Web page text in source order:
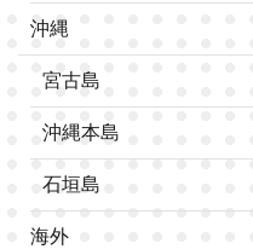
沖縄
宮古島
沖縄本島
石垣島
海外